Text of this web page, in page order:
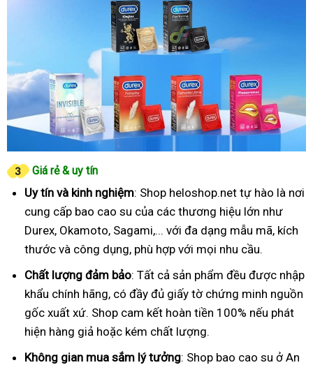
Giá rẻ & uy tín
Uy tín và kinh nghiệm: Shop heloshop.net tự hào là nơi
cung cấp bao cao su của các thương hiệu lớn như
Durex, Okamoto, Sagami,... với đa dạng mẫu mã, kích
thước và công dụng, phù hợp với mọi nhu cầu.
Chất lượng đảm bảo: Tất cả sản phẩm đều được nhập
khẩu chính hãng, có đầy đủ giấy tờ chứng minh nguồn
gốc xuất xứ. Shop cam kết hoàn tiền 100% nếu phát
hiện hàng giả hoặc kém chất lượng.
Không gian mua sắm lý tưởng: Shop bao cao su ở An